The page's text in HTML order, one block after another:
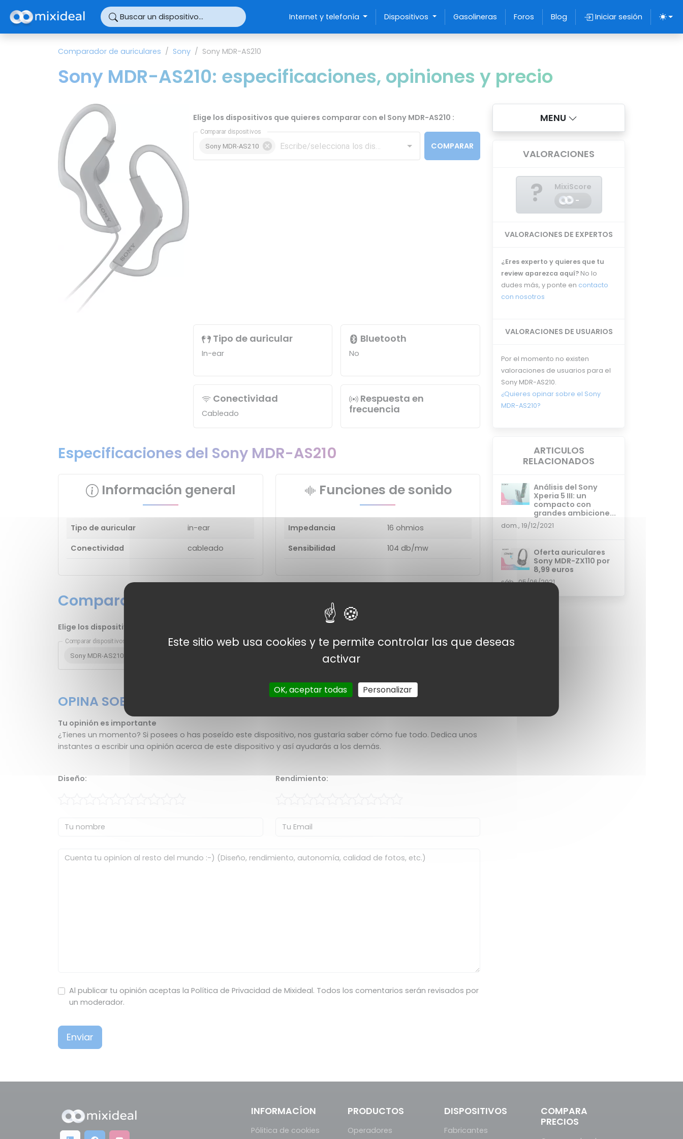
Buscar un dispositivo... Internet y telefonía Dispositivos Gasolineras Foros Blog Iniciar sesión
Comparador de auriculares Sony Sony MDR-AS210
Sony MDR-AS210: especificaciones, opiniones y precio
Elige los dispositivos que quieres comparar con el Sony MDR-AS210 :
Comparar dispositivos
Sony MDR-AS210 COMPARAR
Tipo de auricular
In-ear
Bluetooth
No
Conectividad
Cableado
Respuesta en
frecuencia
Especificaciones del Sony MDR-AS210
Información general
Tipo de auricular
in-ear
Conectividad
cableado
Funciones de sonido
Impedancia
16 ohmios
Sensibilidad
104 db/mw
Compara el Sony MDR-AS210 con dispositivos similares
Elige los dispositivos que quieres comparar con el Sony MDR-AS210 :
Comparar dispositivos
Sony MDR-AS210
OPINA SOBRE EL SONY MDR-AS210
Tu opinión es importante
¿Tienes un momento? Si posees o has poseído este dispositivo, nos gustaría saber cómo fue todo. Dedica unos
instantes a escribir una opinión acerca de este dispositivo y así ayudarás a los demás.
Diseño: Rendimiento:
Al publicar tu opinión aceptas la Política de Privacidad de Mixideal. Todos los comentarios serán revisados por
un moderador.
Enviar
MENU
VALORACIONES
?
MixiScore
-
VALORACIONES DE EXPERTOS
¿Eres experto y quieres que tu
review aparezca aquí? No lo
dudes más, y ponte en contacto
con nosotros
VALORACIONES DE USUARIOS
Por el momento no existen
valoraciones de usuarios para el
Sony MDR-AS210.
¿Quieres opinar sobre el Sony
MDR-AS210?
ARTICULOS
RELACIONADOS
Análisis del Sony
Xperia 5 III: un
compacto con
grandes ambicione...
dom., 19/12/2021
Oferta auriculares
Sony MDR-ZX110 por
8,99 euros
sáb., 05/06/2021
INFORMACÍON
Pólitica de cookies
PRODUCTOS
Operadores
DISPOSITIVOS
Fabricantes
COMPARA
PRECIOS
Este sitio web usa cookies y te permite controlar las que deseas
activar
OK, aceptar todas Personalizar